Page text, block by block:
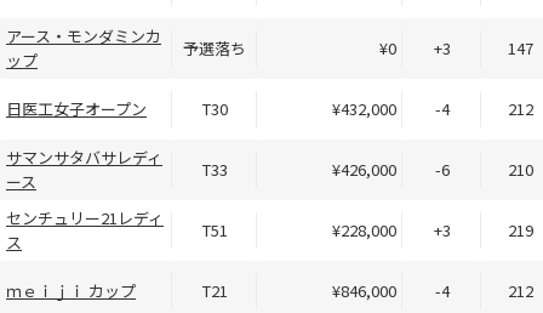
アース・モンダミンカ
ップ
予選落ち ¥0 +3 147
日医工女子オープン T30 ¥432,000 -4 212
サマンサタバサレディ
ース
T33 ¥426,000 -6 210
センチュリー21レディ
ス
T51 ¥228,000 +3 219
ｍｅｉｊｉ カップ T21 ¥846,000 -4 212